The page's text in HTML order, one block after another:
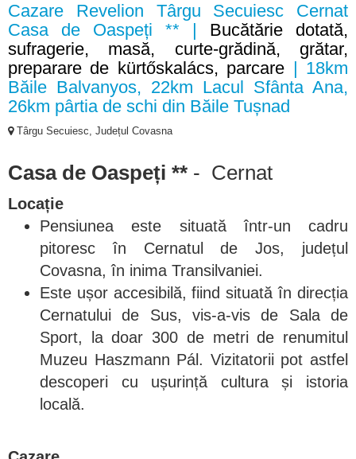
Cazare Revelion Târgu Secuiesc Cernat
Casa de Oaspeți ** | Bucătărie dotată,
sufragerie, masă, curte-grădină, grătar,
preparare de kürtőskalács, parcare | 18km
Băile Balvanyos, 22km Lacul Sfânta Ana,
26km pârtia de schi din Băile Tușnad
Târgu Secuiesc, Județul Covasna
Casa de Oaspeți ** - Cernat
Locație
Pensiunea este situată într-un cadru
pitoresc în Cernatul de Jos, județul
Covasna, în inima Transilvaniei.
Este ușor accesibilă, fiind situată în direcția
Cernatului de Sus, vis-a-vis de Sala de
Sport, la doar 300 de metri de renumitul
Muzeu Haszmann Pál. Vizitatorii pot astfel
descoperi cu ușurință cultura și istoria
locală.